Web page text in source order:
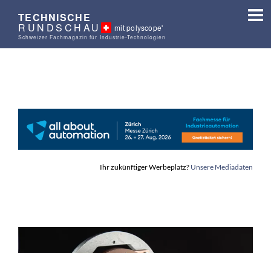
TECHNISCHE
RUNDSCHAU mit polyscope'
Schweizer Fachmagazin für Industrie-Technologien
Ihr zukünftiger Werbeplatz? Unsere Mediadaten